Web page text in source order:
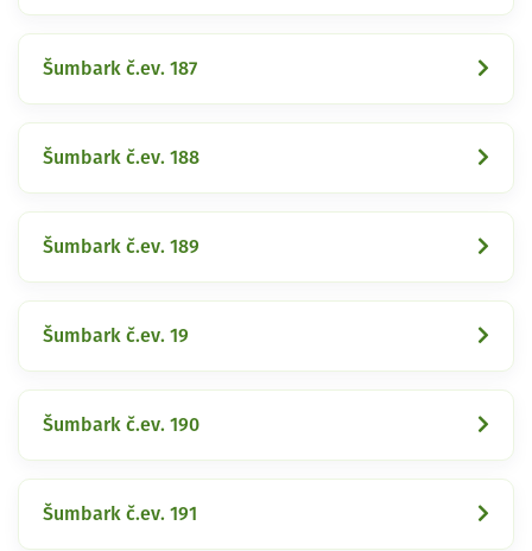
Šumbark č.ev. 187
Šumbark č.ev. 188
Šumbark č.ev. 189
Šumbark č.ev. 19
Šumbark č.ev. 190
Šumbark č.ev. 191